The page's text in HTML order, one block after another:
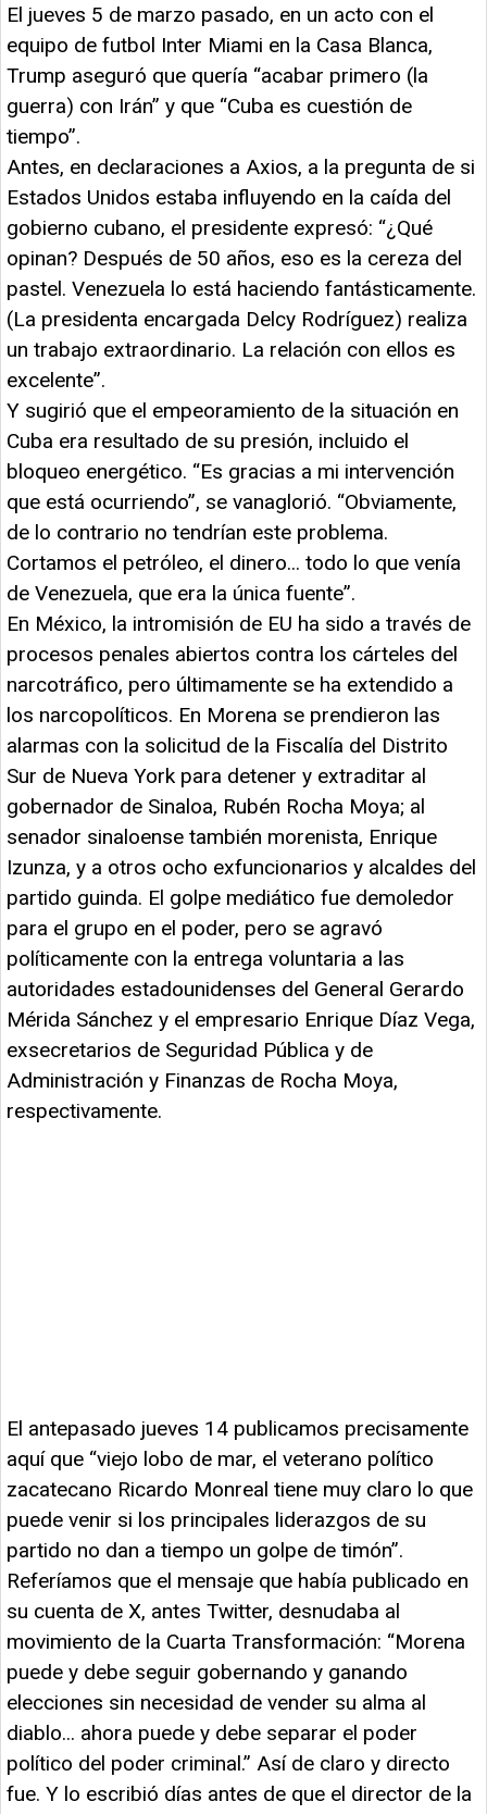
El jueves 5 de marzo pasado, en un acto con el
equipo de futbol Inter Miami en la Casa Blanca,
Trump aseguró que quería “acabar primero (la
guerra) con Irán” y que “Cuba es cuestión de
tiempo”.
Antes, en declaraciones a Axios, a la pregunta de si
Estados Unidos estaba influyendo en la caída del
gobierno cubano, el presidente expresó: “¿Qué
opinan? Después de 50 años, eso es la cereza del
pastel. Venezuela lo está haciendo fantásticamente.
(La presidenta encargada Delcy Rodríguez) realiza
un trabajo extraordinario. La relación con ellos es
excelente”.
Y sugirió que el empeoramiento de la situación en
Cuba era resultado de su presión, incluido el
bloqueo energético. “Es gracias a mi intervención
que está ocurriendo”, se vanaglorió. “Obviamente,
de lo contrario no tendrían este problema.
Cortamos el petróleo, el dinero... todo lo que venía
de Venezuela, que era la única fuente”.
En México, la intromisión de EU ha sido a través de
procesos penales abiertos contra los cárteles del
narcotráfico, pero últimamente se ha extendido a
los narcopolíticos. En Morena se prendieron las
alarmas con la solicitud de la Fiscalía del Distrito
Sur de Nueva York para detener y extraditar al
gobernador de Sinaloa, Rubén Rocha Moya; al
senador sinaloense también morenista, Enrique
Izunza, y a otros ocho exfuncionarios y alcaldes del
partido guinda. El golpe mediático fue demoledor
para el grupo en el poder, pero se agravó
políticamente con la entrega voluntaria a las
autoridades estadounidenses del General Gerardo
Mérida Sánchez y el empresario Enrique Díaz Vega,
exsecretarios de Seguridad Pública y de
Administración y Finanzas de Rocha Moya,
respectivamente.
El antepasado jueves 14 publicamos precisamente
aquí que “viejo lobo de mar, el veterano político
zacatecano Ricardo Monreal tiene muy claro lo que
puede venir si los principales liderazgos de su
partido no dan a tiempo un golpe de timón”.
Referíamos que el mensaje que había publicado en
su cuenta de X, antes Twitter, desnudaba al
movimiento de la Cuarta Transformación: “Morena
puede y debe seguir gobernando y ganando
elecciones sin necesidad de vender su alma al
diablo... ahora puede y debe separar el poder
político del poder criminal.” Así de claro y directo
fue. Y lo escribió días antes de que el director de la